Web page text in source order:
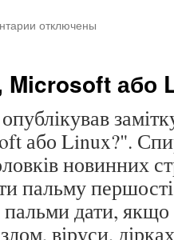
к
в
…
інститут
отключены
або
або Linux?".
новинних
пальму
дати, якщо
віруси,